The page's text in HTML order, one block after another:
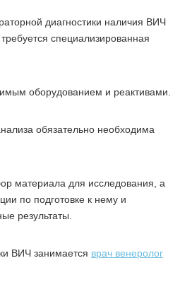
диагностики наличия ВИЧ
специализированная
оборудованием и реактивами.
обязательно необходима
материала для исследования, а
по подготовке к нему и
результаты.
ВИЧ занимается врач венеролог